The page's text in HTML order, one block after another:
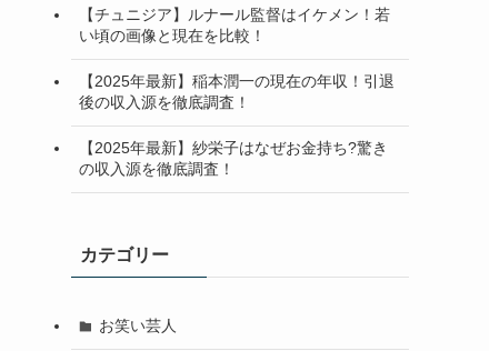
【チュニジア】ルナール監督はイケメン！若
い頃の画像と現在を比較！
【2025年最新】稲本潤一の現在の年収！引退
後の収入源を徹底調査！
【2025年最新】紗栄子はなぜお金持ち?驚き
の収入源を徹底調査！
カテゴリー
お笑い芸人